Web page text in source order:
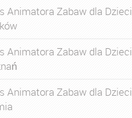
Animatora Zabaw dla Dzieci
Animatora Zabaw dla Dzieci
Animatora Zabaw dla Dzieci